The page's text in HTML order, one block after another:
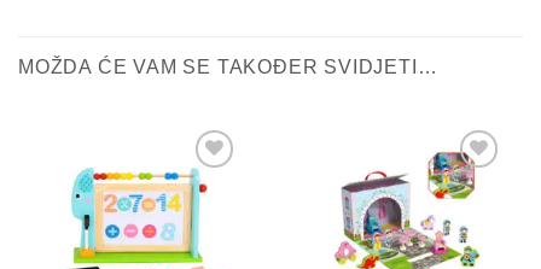
MOŽDA ĆE VAM SE TAKOĐER SVIDJETI…
Sačuvaj
proizvod
Sačuvaj
proizvod